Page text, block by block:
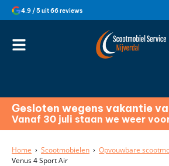
4.9 / 5 uit 66 reviews
Gesloten wegens vakantie
Vanaf 30 juli staan we weer
Home › Scootmobielen › Opvouwbare
Venus 4 Sport Air